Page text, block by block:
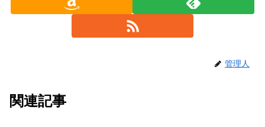
管理人
関連記事